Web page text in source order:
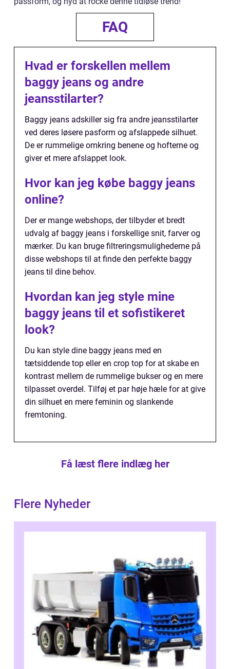
FAQ
Hvad er forskellen mellem
baggy jeans og andre
jeansstilarter?
Baggy jeans adskiller sig fra andre jeansstilarter
ved deres løsere pasform og afslappede silhuet.
De er rummelige omkring benene og hofterne og
giver et mere afslappet look.
Hvor kan jeg købe baggy jeans
online?
Der er mange webshops, der tilbyder et bredt
udvalg af baggy jeans i forskellige snit, farver og
mærker. Du kan bruge filtreringsmulighederne på
disse webshops til at finde den perfekte baggy
jeans til dine behov.
Hvordan kan jeg style mine
baggy jeans til et sofistikeret
look?
Du kan style dine baggy jeans med en
tætsiddende top eller en crop top for at skabe en
kontrast mellem de rummelige bukser og en mere
tilpasset overdel. Tilføj et par høje hæle for at give
din silhuet en mere feminin og slankende
fremtoning.
Få læst flere indlæg her
Flere Nyheder